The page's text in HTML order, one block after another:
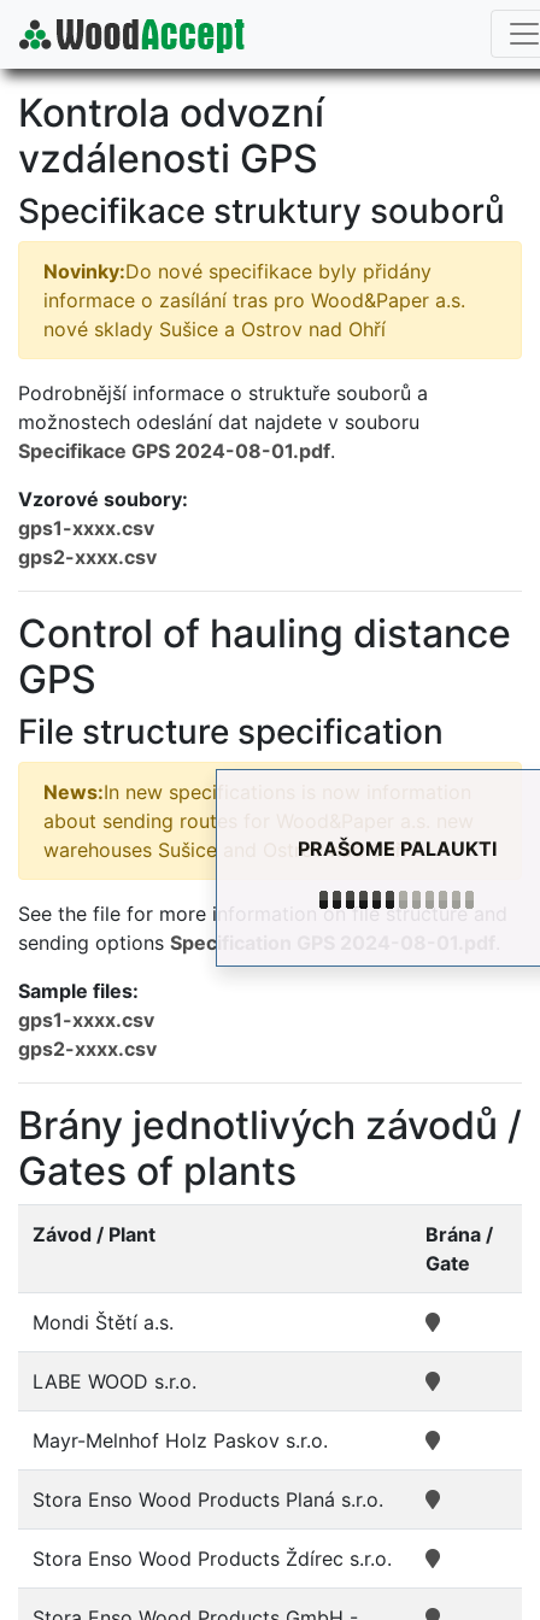
PRAŠOME PALAUKTI
Kontrola odvozní
vzdálenosti GPS
Specifikace struktury souborů
Novinky:Do nové specifikace byly přidány
informace o zasílání tras pro Wood&Paper a.s.
nové sklady Sušice a Ostrov nad Ohří
Podrobnější informace o struktuře souborů a
možnostech odeslání dat najdete v souboru
Specifikace GPS 2024-08-01.pdf.
Vzorové soubory:
gps1-xxxx.csv
gps2-xxxx.csv
Control of hauling distance
GPS
File structure specification
News:In new specifications is now information
about sending routes for Wood&Paper a.s. new
warehouses Sušice and Ostrov nad Ohří
See the file for more information on file structure and
sending options Specification GPS 2024-08-01.pdf
Sample files:
gps1-xxxx.csv
gps2-xxxx.csv
Brány jednotlivých závodů /
Gates of plants
Závod / Plant
Brána /
Gate
Mondi Štětí a.s.
LABE WOOD s.r.o.
Mayr-Melnhof Holz Paskov s.r.o.
Stora Enso Wood Products Planá s.r.o.
Stora Enso Wood Products Ždírec s.r.o.